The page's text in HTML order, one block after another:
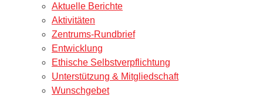
Aktuelle Berichte
Aktivitäten
Zentrums-Rundbrief
Entwicklung
Ethische Selbstverpflichtung
Unterstützung & Mitgliedschaft
Wunschgebet